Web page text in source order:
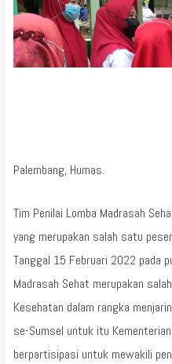
Palembang, Humas.
Tim Penilai Lomba Madrasah
yang merupakan salah satu
Tanggal 15 Februari 2022 pada
Madrasah Sehat merupakan
Kesehatan dalam rangka
se-Sumsel untuk itu
berpartisipasi untuk mewakili